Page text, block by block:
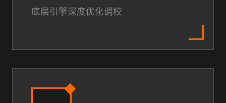
底层引擎深度优化调校